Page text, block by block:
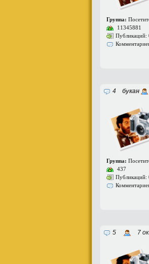
Группа:
11345881
Публикаций:
4 букан
Группа:
437
Публикаций:
5 7